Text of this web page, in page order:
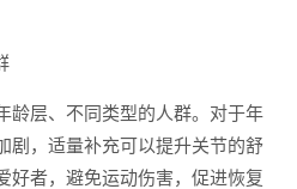
龄层、不同类型的人群。对于年
剧，适量补充可以提升关节的舒
好者，避免运动伤害，促进恢复